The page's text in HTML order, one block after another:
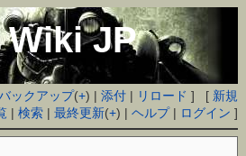
Wiki JP
ックアップ(+) |添付 | リロード ] [ 新規
|検索 |最終更新(+) |ヘルプ| ログイン ]